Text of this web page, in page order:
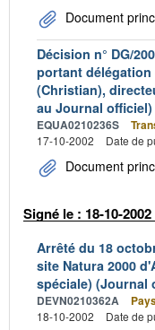
Document
Décision n° DG/
portant délégation
(Christian),
au Journal officiel)
EQUA0210236S
17-10-2002
Date de
Document
Signé le : 18-10-2002
Arrêté du 18
site Natura 2000
spéciale) (Journal
DEVN0210362A
18-10-2002
Date de